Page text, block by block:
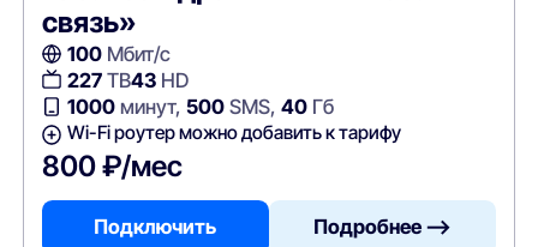
связь»
100Мбит/с
227ТВ43HD
1000минут, 500SMS, 40Гб
Wi-Fi роутер можно добавить к тарифу
800 ₽/мес
Подключить Подробнее —>